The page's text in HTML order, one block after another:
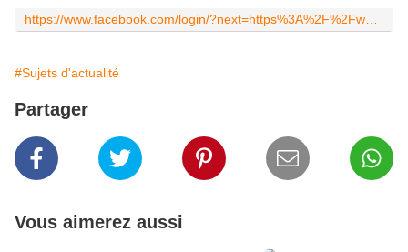
#Sujets d'actualité
Partager
Vous aimerez aussi